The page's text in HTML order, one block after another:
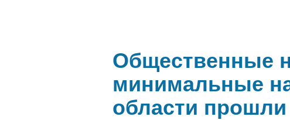
Общественные
минимальные
области